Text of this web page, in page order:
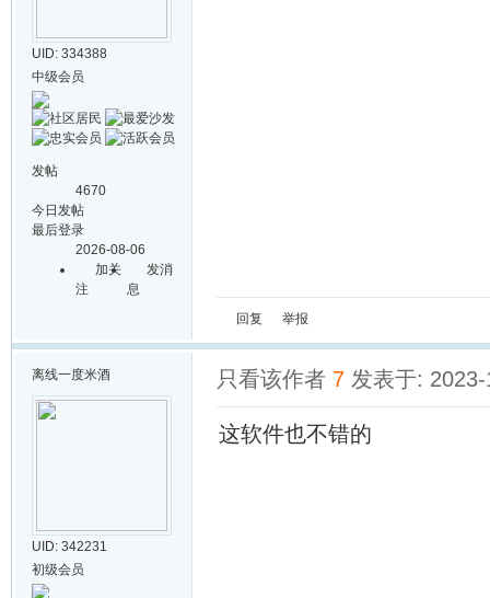
UID: 334388
中级会员
发帖
4670
今日发帖
最后登录
2026-08-06
加关
注
发消
息
回复
举报
离线一度米酒
UID: 342231
初级会员
只看该作者 7 发表于:
这软件也不错的